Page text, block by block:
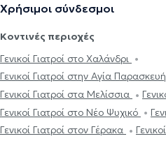
Χρήσιμοι σύνδεσμοι
Κοντινές περιοχές
Γενικοί Γιατροί στο Χαλάνδρι
Γενικοί Γιατροί στην Αγία Παρασκευή
Γενικοί Γιατροί στα Μελίσσια
Γενικοί Γιατροί στο Νέο Ψυχικό
Γενικοί Γιατροί στον Γέρακα